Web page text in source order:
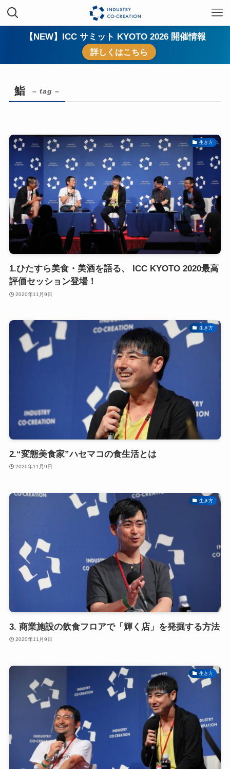
【NEW】ICC サミット KYOTO 2026 開催情報
詳しくはこちら
鮨 – tag –
生き方
1.ひたすら美食・美酒を語る、 ICC KYOTO 2020最高
評価セッション登場！
2020年11月9日
生き方
2.“変態美食家”ハセマコの食生活とは
2020年11月9日
生き方
3. 商業施設の飲食フロアで「輝く店」を発掘する方法
2020年11月9日
生き方